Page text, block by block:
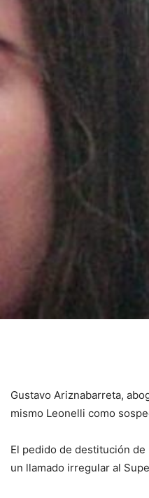
Gustavo Ariznabarreta,
mismo Leonelli como
El pedido de destitución
un llamado irregular al